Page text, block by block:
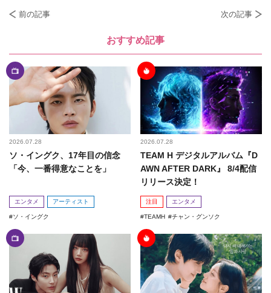
前の記事 次の記事
おすすめ記事
2026.07.28
ソ・イングク、17年目の信念
「今、一番得意なことを」
エンタメ アーティスト
ソ・イングク
2026.07.28
TEAM H デジタルアルバム『D
AWN AFTER DARK』 8/4配信
リリース決定！
注目 エンタメ
TEAMH チャン・グンソク